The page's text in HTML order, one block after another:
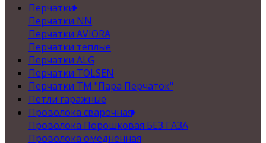
Перчатки
Перчатки NN
Перчатки AVIORA
Перчатки теплые
Перчатки ALG
Перчатки TOLSEN
Перчатки ТМ "Пара Перчаток"
Петли гаражные
Проволока сварочная
Проволока Порошковая БЕЗ ГАЗА
Проволока омедненная